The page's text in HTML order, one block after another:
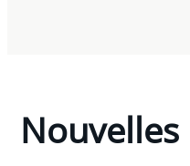
Nouvelles